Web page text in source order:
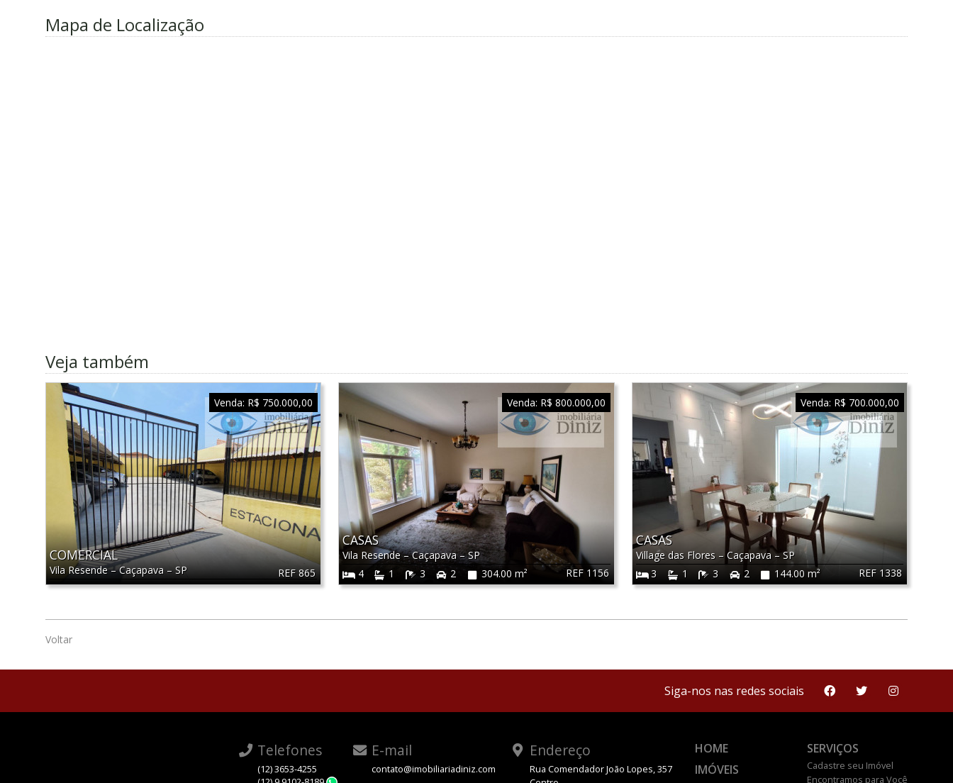
Mapa de Localização
Veja também
REF 865
COMERCIAL
Vila Resende–Caçapava–SP
Venda: R$ 750.000,00
REF 1156
CASAS
Vila Resende–Caçapava–SP
4
1 3 2 304.00 m²
Venda: R$ 800.000,00
REF 1338
CASAS
Village das Flores –Caçapava –SP
3
1 3 2 144.00 m²
Venda: R$ 700.000,00
Voltar
Siga-nos nas redes sociais
Telefones
(12) 3653-4255
E-mail
contato@imobiliariadiniz.com
Endereço
Rua Comendador João Lopes, 357
HOME
IMÓVEIS
SERVIÇOS
Cadastre seu Imóvel
Encontramos para Você